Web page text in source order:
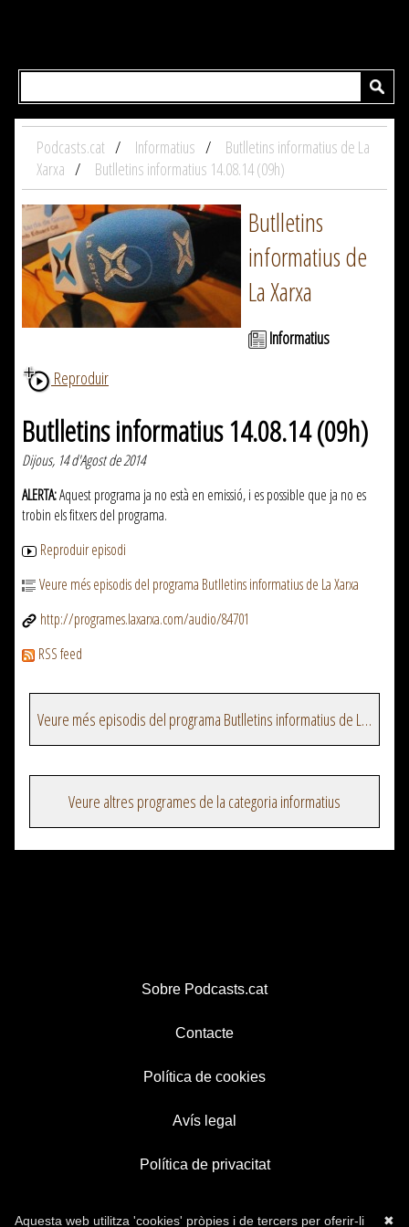
Podcasts.cat Informatius
Butlletins informatius de La
Xarxa
Butlletins informatius 14.08.14 (09h)
Butlletins
informatius de
La Xarxa
Informatius
Reproduir
Butlletins informatius 14.08.14 (09h)
Dijous, 14 d'Agost de 2014
ALERTA:Aquest programa ja no està en emissió, i es possible que ja no es
trobin els fitxers del programa.
Reproduir episodi
Veure més episodis del programa Butlletins informatius de La Xarxa
http://programes.laxarxa.com/audio/84701
RSS feed
Veure més episodis del programa Butlletins informatius de La Xarxa
Veure altres programes de la categoria informatius
Sobre Podcasts.cat
Contacte
Política de cookies
Avís legal
Política de privacitat
✖
Aquesta web utilitza 'cookies' pròpies i de tercers per oferir-li